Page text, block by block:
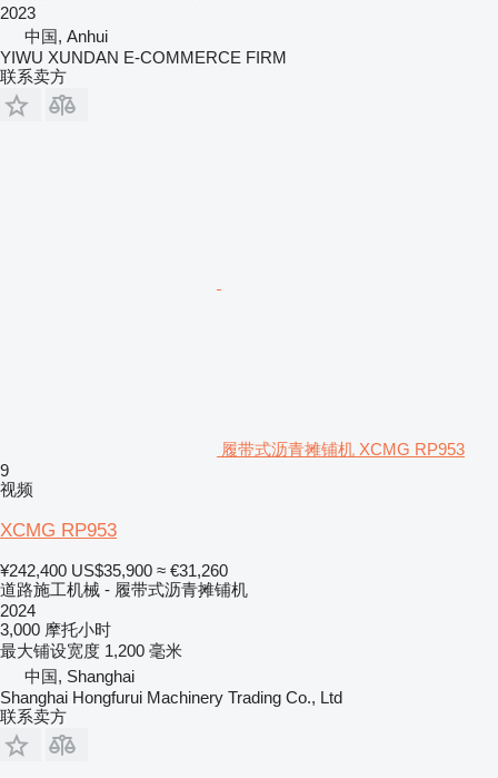
2023
中国, Anhui
YIWU XUNDAN E-COMMERCE FIRM
联系卖方
履带式沥青摊铺机 XCMG RP953
9
视频
XCMG RP953
¥242,400 US$35,900 ≈ €31,260
道路施工机械 - 履带式沥青摊铺机
2024
3,000 摩托小时
最大铺设宽度 1,200 毫米
中国, Shanghai
Shanghai Hongfurui Machinery Trading Co., Ltd
联系卖方